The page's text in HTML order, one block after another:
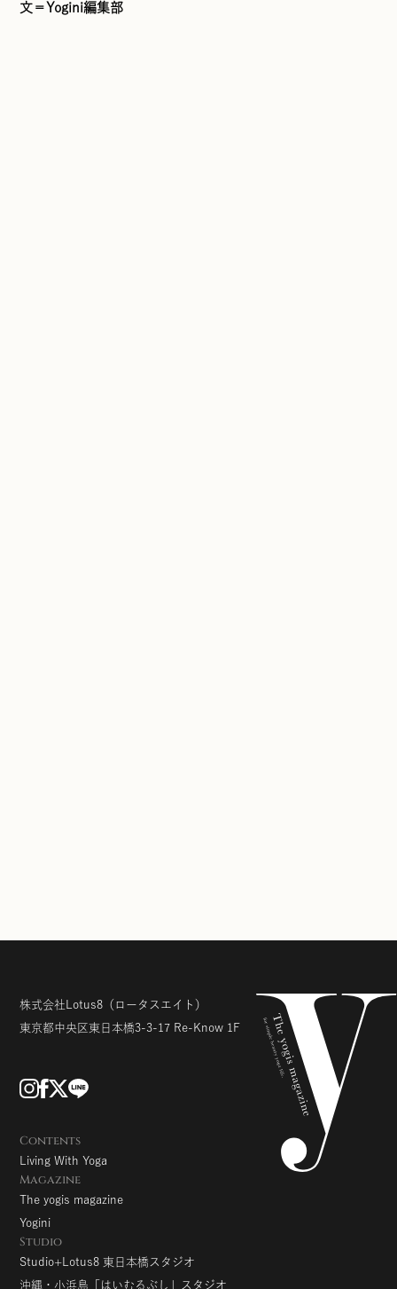
文＝Yogini編集部
株式会社Lotus8 （ロータスエイト）
東京都中央区東日本橋3-3-17 Re-Know 1F
Contents
Living With Yoga
Magazine
The yogis magazine
Yogini
Studio
Studio+Lotus8 東日本橋スタジオ
沖縄・小浜島「はいむるぶし」スタジオ